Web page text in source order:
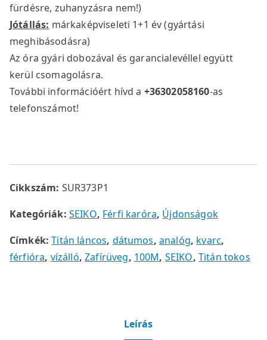
fürdésre, zuhanyzásra nem!)
Jótállás: márkaképviseleti 1+1 év (gyártási
meghibásodásra)
Az óra gyári dobozával és garancialevéllel együtt
kerül csomagolásra.
További információért hívd a +36302058160-as
telefonszámot!
Cikkszám: SUR373P1
Kategóriák: SEIKO, Férfi karóra, Újdonságok
Címkék:Titán láncos, dátumos, analóg, kvarc,
férfióra, vízálló,Zafírüveg, 100M, SEIKO, Titán tokos
Leírás